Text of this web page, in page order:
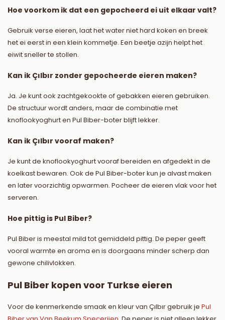
Hoe voorkom ik dat een gepocheerd ei uit elkaar valt?
Gebruik verse eieren, laat het water niet hard koken en breek
het ei eerst in een klein kommetje. Een beetje azijn helpt het
eiwit sneller te stollen.
Kan ik Çılbır zonder gepocheerde eieren maken?
Ja. Je kunt ook zachtgekookte of gebakken eieren gebruiken.
De structuur wordt anders, maar de combinatie met
knoflookyoghurt en Pul Biber-boter blijft lekker.
Kan ik Çılbır vooraf maken?
Je kunt de knoflookyoghurt vooraf bereiden en afgedekt in de
koelkast bewaren. Ook de Pul Biber-boter kun je alvast maken
en later voorzichtig opwarmen. Pocheer de eieren vlak voor het
serveren.
Hoe pittig is Pul Biber?
Pul Biber is meestal mild tot gemiddeld pittig. De peper geeft
vooral warmte en aroma en is doorgaans minder scherp dan
gewone chilivlokken.
Pul Biber kopen voor Turkse eieren
Voor de kenmerkende smaak en kleur van Çılbır gebruik je Pul